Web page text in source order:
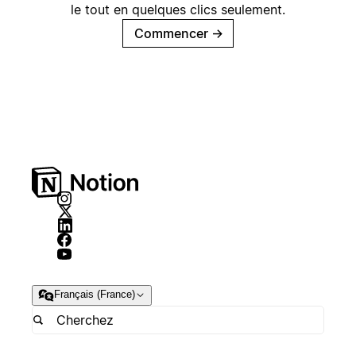
le tout en quelques clics seulement.
Commencer →
Français (France)